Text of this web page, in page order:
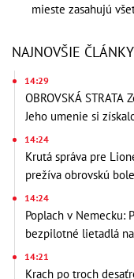
mieste zasahujú
NAJNOVŠIE ČLÁNKY
14:29
OBROVSKÁ
Jeho umenie si
14:24
Krutá správa pre
prežíva obrovskú
14:24
Poplach v Nemecku:
bezpilotné lietadlá
14:21
Krach po troch